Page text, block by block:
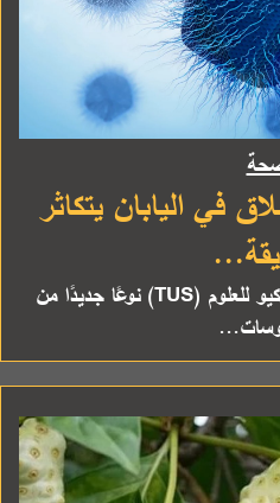
في اليابان يتكاثر
اكتشف باحثون من جامعة طوكيو للعلوم (TUS) نوعًا جديدًا من